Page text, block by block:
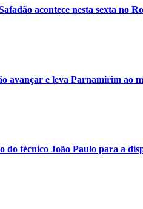
acontece nesta sexta no
avançar e leva Parnamirim ao
do técnico João Paulo para a